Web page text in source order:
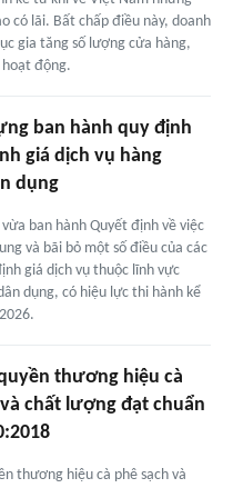
có lãi. Bất chấp điều này, doanh
gia tăng số lượng cửa hàng,
động.
ban hành quy định
giá dịch vụ hàng
dụng
vừa ban hành Quyết định về việc
và bãi bỏ một số điều của các
giá dịch vụ thuộc lĩnh vực
dụng, có hiệu lực thi hành kể
thương hiệu cà
chất lượng đạt chuẩn
thương hiệu cà phê sạch và